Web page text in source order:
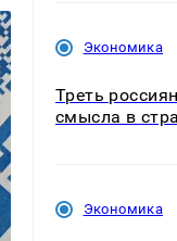
Экономика
Треть
смысла в
Экономика